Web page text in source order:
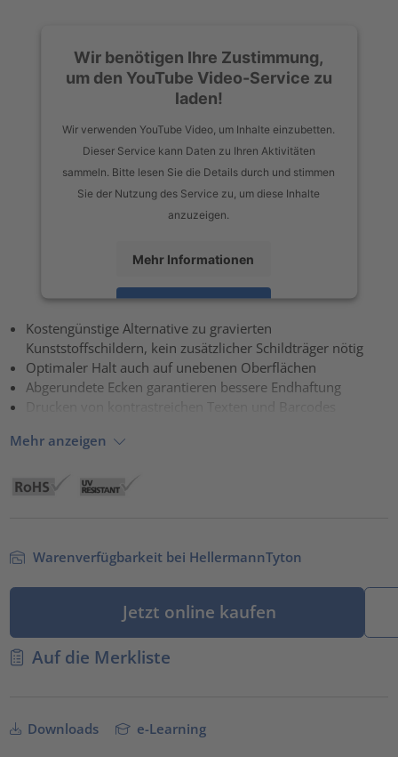
Wir benötigen Ihre Zustimmung,
um den YouTube Video-Service zu
laden!
Wir verwenden YouTube Video, um Inhalte einzubetten.
Dieser Service kann Daten zu Ihren Aktivitäten
sammeln. Bitte lesen Sie die Details durch und stimmen
Sie der Nutzung des Service zu, um diese Inhalte
anzuzeigen.
Mehr Informationen
Akzeptieren
powered byUsercentrics Consent Management Platform
Kostengünstige Alternative zu gravierten
Kunststoffschildern, kein zusätzlicher Schildträger nötig
Optimaler Halt auch auf unebenen Oberflächen
Abgerundete Ecken garantieren bessere Endhaftung
Mehr anzeigen
Warenverfügbarkeit bei HellermannTyton
Jetzt online kaufen
Auf die Merkliste
Downloads e-Learning